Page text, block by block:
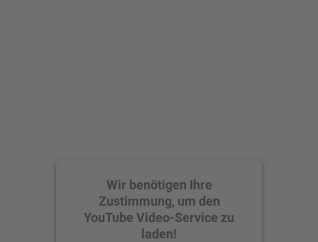
Wir benötigen Ihre
Zustimmung, um den
YouTube Video-Service zu
laden!